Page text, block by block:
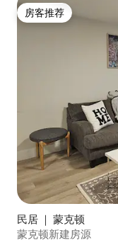
房客推荐
房客推荐
民居 ｜ 蒙克顿
蒙克顿新建房源